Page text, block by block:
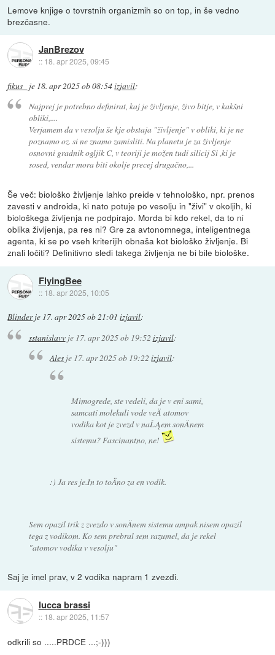
Lemove knjige o tovrstnih organizmih so on top, in še vedno
brezčasne.
JanBrezov
:: 18. apr 2025, 09:45
fikus_ je 18. apr 2025 ob 08:54izjavil:
Najprej je potrebno definirat, kaj je življenje, živo bitje, v kakšni
obliki,....
Verjamem da v vesolju še kje obstaja "življenje" v obliki, ki je ne
poznamo oz. si ne znamo zamisliti. Na planetu je za življenje
osnovni gradnik ogljik C, v teoriji je možen tudi silicij Si ,ki je
sosed, vendar mora biti okolje precej drugačno,...
Še več: biološko življenje lahko preide v tehnološko, npr. prenos
zavesti v androida, ki nato potuje po vesolju in "živi" v okoljih, ki
biološkega življenja ne podpirajo. Morda bi kdo rekel, da to ni
oblika življenja, pa res ni? Gre za avtonomnega, inteligentnega
agenta, ki se po vseh kriterijih obnaša kot biološko življenje. Bi
znali ločiti? Definitivno sledi takega življenja ne bi bile biološke.
FlyingBee
:: 18. apr 2025, 10:05
Blinderje 17. apr 2025 ob 21:01 izjavil:
sstanislavvje 17. apr 2025 ob 19:52 izjavil:
Ales je 17. apr 2025 ob 19:22izjavil:
Mimogrede, ste vedeli, da je v eni sami,
samcati molekuli vode veÄ atomov
vodika kot je zvezd v naĹĄem sonÄnem
sistemu? Fascinantno, ne!
:) Ja res je.In to toÄno za en vodik.
Sem opazil trik z zvezdo v sonÄnem sistemu ampak nisem opazil
tega z vodikom. Ko sem prebral sem razumel, da je rekel
"atomov vodika v vesolju"
Saj je imel prav, v 2 vodika napram 1 zvezdi.
lucca brassi
:: 18. apr 2025, 11:57
odkrili so .....PRDCE ...;-)))